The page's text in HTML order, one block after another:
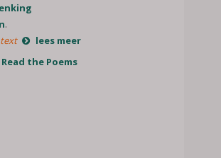
.
lees meer
the Poems